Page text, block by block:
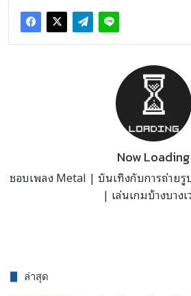
Now Loading
ชอบเพลง Metal | บันเทิงกับการถ่ายรู
| เล่นเกมบ้างบางเ
ล่าสุด